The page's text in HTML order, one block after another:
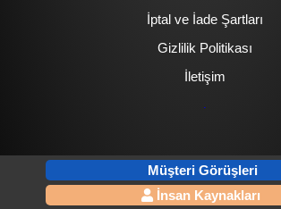
İptal ve İade Şartları
Gizlilik Politikası
İletişim
.
Müşteri Görüşleri
İnsan Kaynakları